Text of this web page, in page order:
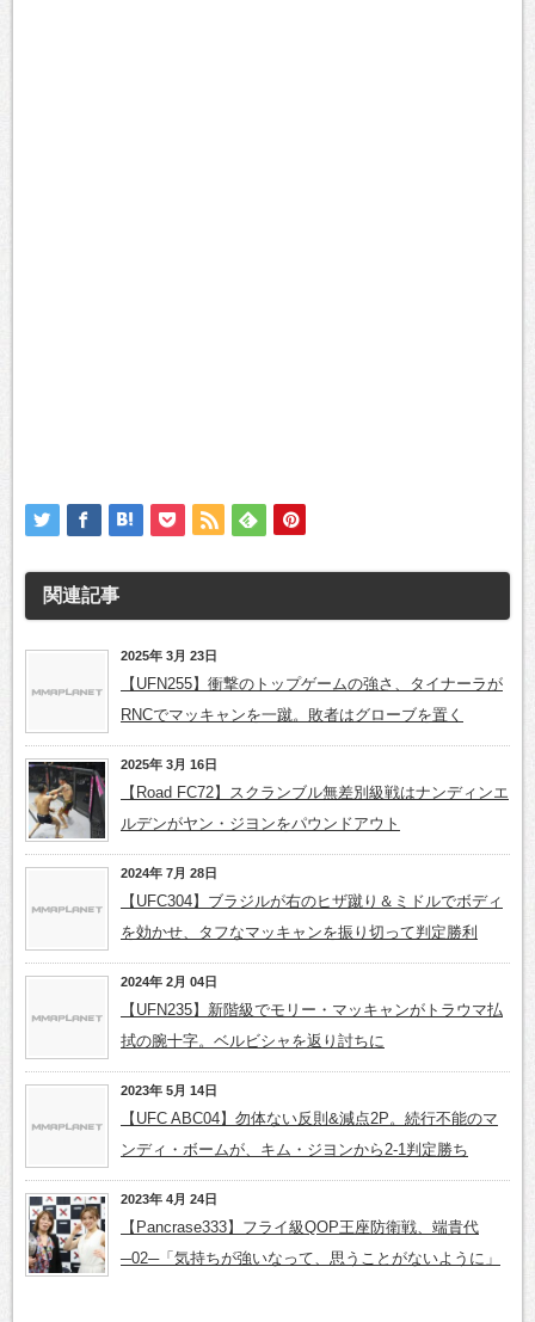
関連記事
2025年 3月 23日
【UFN255】衝撃のトップゲームの強さ、タイナーラが
RNCでマッキャンを一蹴。敗者はグローブを置く
2025年 3月 16日
【Road FC72】スクランブル無差別級戦はナンディンエ
ルデンがヤン・ジヨンをパウンドアウト
2024年 7月 28日
【UFC304】ブラジルが右のヒザ蹴り＆ミドルでボディ
を効かせ、タフなマッキャンを振り切って判定勝利
2024年 2月 04日
【UFN235】新階級でモリー・マッキャンがトラウマ払
拭の腕十字。ベルビシャを返り討ちに
2023年 5月 14日
【UFC ABC04】勿体ない反則&減点2P。続行不能のマ
ンディ・ボームが、キム・ジヨンから2-1判定勝ち
2023年 4月 24日
【Pancrase333】フライ級QOP王座防衛戦、端貴代
─02─「気持ちが強いなって、思うことがないように」